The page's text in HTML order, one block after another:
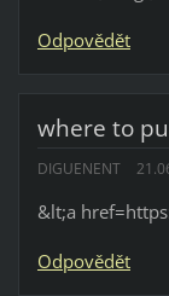
Odpovědět
where to
DIGUENENT
&lt;a
Odpovědět